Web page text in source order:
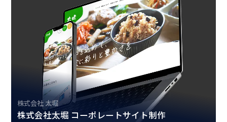
株式会社 太堀
株式会社太堀 コーポレートサイト制作